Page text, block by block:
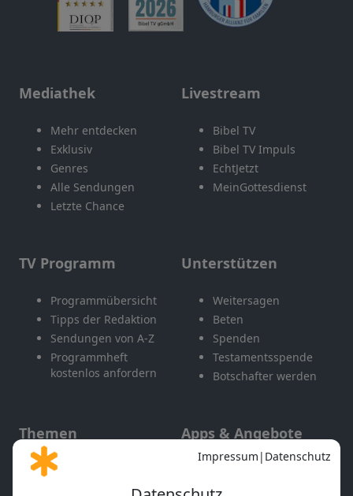
Mediathek
Mehr entdecken
Exklusiv
Genres
Alle Sendungen
Letzte Chance
Livestream
Bibel TV
Bibel TV Impuls
EchtJetzt
MeinGottesdienst
TV Programm
Programmübersicht
Tipps der Redaktion
Sendungen von A-Z
Programmheft
kostenlos anfordern
Unterstützen
Weitersagen
Beten
Spenden
Testamentsspende
Botschafter werden
Themen
Gott und Bibel erklärt
Apps & Angebote
Mobile App